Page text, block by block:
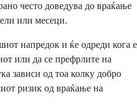
често доведува до враќање
или месеци.
напредок и ќе одреди кога е
или да се префрлите на
зависи од тоа колку добро
ризик од враќање на